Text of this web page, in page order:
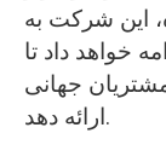
این شرکت به
خواهد داد تا
جهانی
ارائه دهد.